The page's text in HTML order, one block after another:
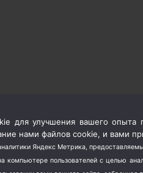
для улучшения вашего опыта
нами файлов cookie, и вами
Яндекс Метрика,
пользователей с целью